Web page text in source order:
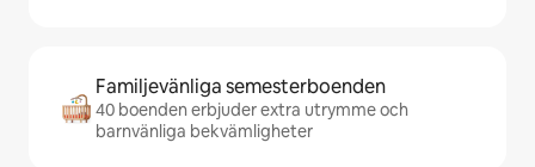
Familjevänliga semesterboenden
40 boenden erbjuder extra utrymme och
barnvänliga bekvämligheter